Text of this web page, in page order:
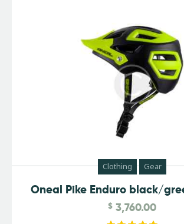
Clothing Gear
Oneal Pike Enduro black/
$ 3,760.00